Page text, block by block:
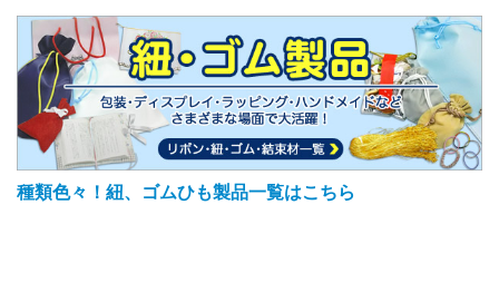
種類色々！紐、ゴムひも製品一覧はこちら